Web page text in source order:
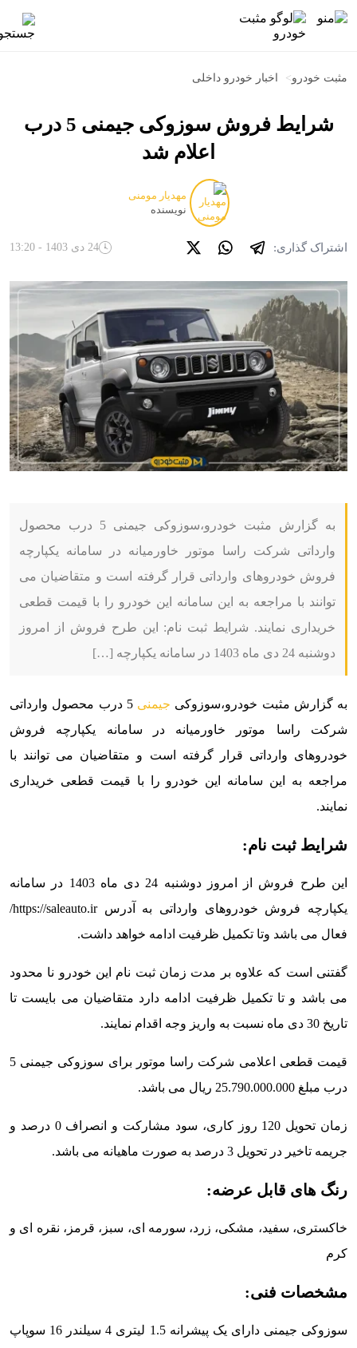
مثبت خودرو> اخبار خودرو داخلی
شرایط فروش سوزوکی جیمنی 5 درب
اعلام شد
مهدیار مومنی
نویسنده
اشتراک گذاری: 24 دی 1403 - 13:20
به گزارش مثبت خودرو،سوزوکی جیمنی 5 درب محصول
وارداتی شرکت راسا موتور خاورمیانه در سامانه یکپارچه
فروش خودروهای وارداتی قرار گرفته است و متقاضیان می
توانند با مراجعه به این سامانه این خودرو را با قیمت قطعی
خریداری نمایند. شرایط ثبت نام: این طرح فروش از امروز
دوشنبه 24 دی ماه 1403 در سامانه یکپارچه […]
به گزارش مثبت خودرو،سوزوکی جیمنی
5 درب محصول وارداتی
شرکت راسا موتور خاورمیانه در سامانه یکپارچه فروش
خودروهای وارداتی قرار گرفته است و متقاضیان می توانند با
مراجعه به این سامانه این خودرو را با قیمت قطعی خریداری
نمایند.
شرایط ثبت نام:
این طرح فروش از امروز دوشنبه 24 دی ماه 1403 در سامانه
یکپارچه فروش خودروهای وارداتی به آدرس https://saleauto.ir/
فعال می باشد وتا تکمیل ظرفیت ادامه خواهد داشت.
گفتنی است که علاوه بر مدت زمان ثبت نام این خودرو نا محدود
می باشد و تا تکمیل ظرفیت ادامه دارد متقاضیان می بایست تا
تاریخ 30 دی ماه نسبت به واریز وجه اقدام نمایند.
قیمت قطعی اعلامی شرکت راسا موتور برای سوزوکی جیمنی 5
درب مبلغ 25.790.000.000 ریال می باشد.
زمان تحویل 120 روز کاری، سود مشارکت و انصراف 0 درصد و
جریمه تاخیر در تحویل 3 درصد به صورت ماهیانه می باشد.
رنگ های قابل عرضه:
خاکستری، سفید، مشکی، زرد، سورمه ای، سبز، قرمز، نقره ای و
کرم
مشخصات فنی:
سوزوکی جیمنی دارای یک پیشرانه 1.5 لیتری 4 سیلندر 16 سوپاپ